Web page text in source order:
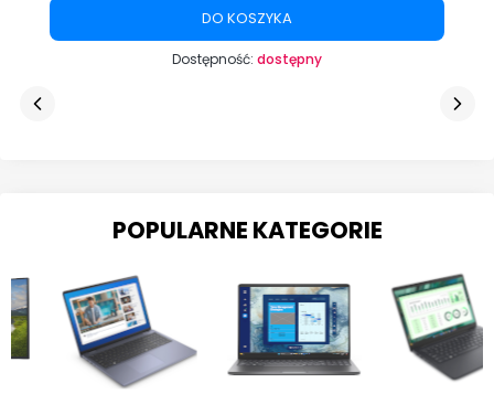
DO KOSZYKA
Dostępność: dostępny
POPULARNE KATEGORIE